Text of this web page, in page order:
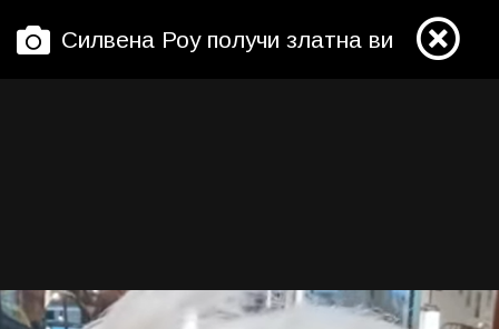
Силвена Роу получи златна виза за